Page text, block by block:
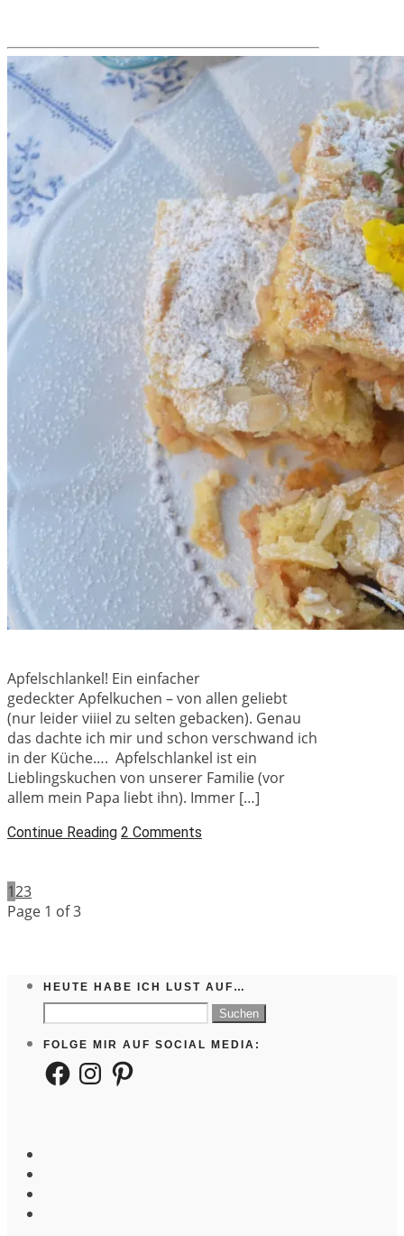
Apfelschlankel! Ein einfacher
gedeckter Apfelkuchen – von allen geliebt
(nur leider viiiel zu selten gebacken). Genau
das dachte ich mir und schon verschwand ich
in der Küche…. Apfelschlankel ist ein
Lieblingskuchen von unserer Familie (vor
allem mein Papa liebt ihn). Immer […]
Continue Reading 2 Comments
123
Page 1 of 3
HEUTE HABE ICH LUST AUF…
Suchen
nach:
FOLGE MIR AUF SOCIAL MEDIA:
FacebookInstagramPinterest